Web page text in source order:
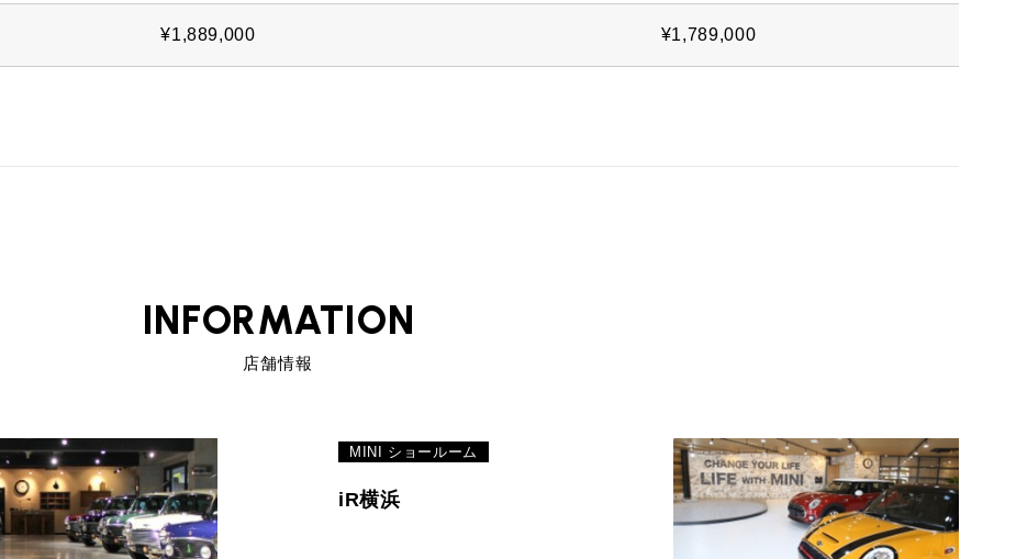
¥1,889,000 ¥1,789,000
INFORMATION
店舗情報
MINI ショールーム
iR横浜